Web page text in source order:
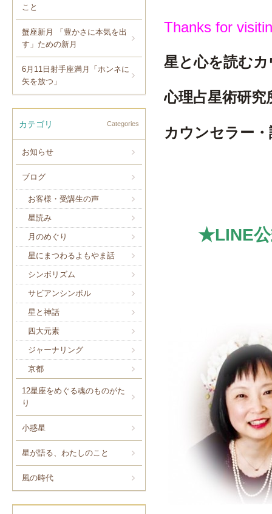
こと
蟹座新月 「豊かさに本気を出
す」ための新月
6月11日射手座満月「ホンネに
矢を放つ」
カテゴリ Categories
お知らせ
ブログ
お客様・受講生の声
星読み
月のめぐり
星にまつわるよもやま話
シンボリズム
サビアンシンボル
星と神話
四大元素
ジャーナリング
京都
12星座をめぐる魂のものがた
り
小惑星
星が語る、わたしのこと
風の時代
Thanks for
星と心を読む
心理占星術研
カウンセラー
★LINE